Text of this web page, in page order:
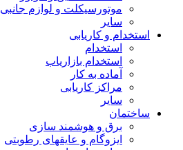
موتورسیکلت و لوازم جانبی
سایر
استخدام و کاریابی
استخدام
استخدام بازاریاب
آماده به کار
مراکز کاریابی
سایر
ساختمان
برق و هوشمند سازی
ایزوگام و عایقهای رطوبتی